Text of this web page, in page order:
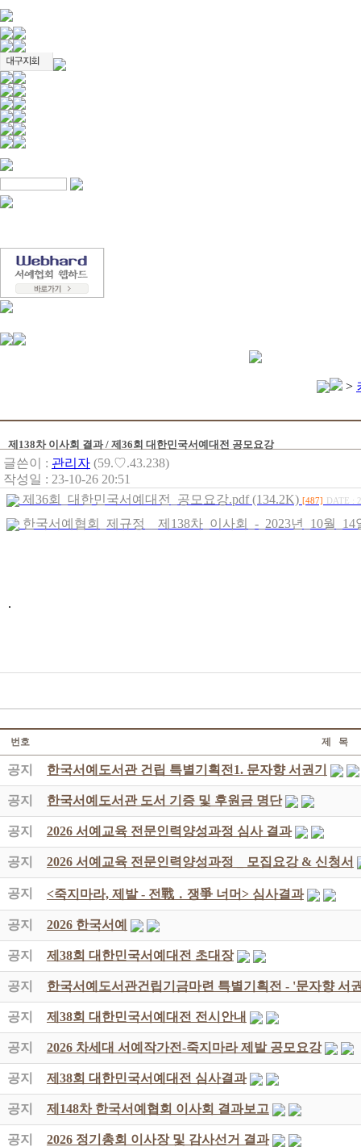
>
제138차 이사회 결과 / 제36회 대한민국서예대전 공모요강
글쓴이 : 관리자 (59.♡.43.238)
작성일 : 23-10-26 20:51
제36회_대한민국서예대전_공모요강.pdf (134.2K) [487] DATE :
한국서예협회_제규정__제138차_이사회_-_2023년_10월_14
.
번호 제 목
공지 한국서예도서관 건립 특별기획전1. 문자향 서권기
공지 한국서예도서관 도서 기증 및 후원금 명단
공지 2026 서예교육 전문인력양성과정 심사 결과
공지 2026 서예교육 전문인력양성과정 _ 모집요강 & 신청서
공지 <죽지마라, 제발 - 전戰 ․ 쟁爭 너머> 심사결과
공지 2026 한국서예
공지 제38회 대한민국서예대전 초대장
공지 한국서예도서관건립기금마련 특별기획전 - '문자향 서
공지 제38회 대한민국서예대전 전시안내
공지 2026 차세대 서예작가전-죽지마라 제발 공모요강
공지 제38회 대한민국서예대전 심사결과
공지 제148차 한국서예협회 이사회 결과보고
공지 2026 정기총회 이사장 및 감사선거 결과